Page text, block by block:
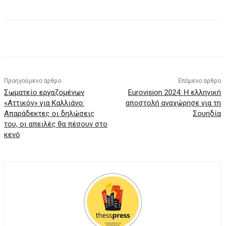
Προηγούμενο άρθρο
Σωματείο εργαζομένων
«Αττικόν» για Καλλιάνο:
Απαράδεκτες οι δηλώσεις
του, οι απειλές θα πέσουν στο
κενό
Επόμενο άρθρο
Eurovision 2024: Η ελληνική
αποστολή αναχώρησε για τη
Σουηδία